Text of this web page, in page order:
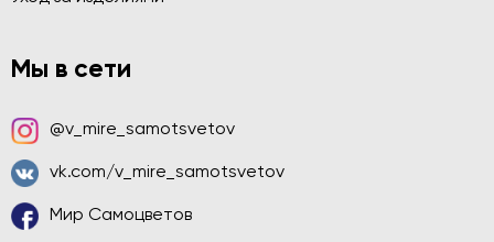
Мы в сети
@v_mire_samotsvetov
vk.com/v_mire_samotsvetov
Мир Самоцветов